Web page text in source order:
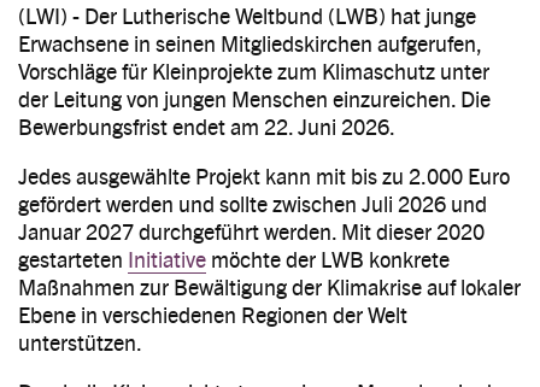
(LWI) - Der Lutherische Weltbund (LWB) hat junge
Erwachsene in seinen Mitgliedskirchen aufgerufen,
Vorschläge für Kleinprojekte zum Klimaschutz unter
der Leitung von jungen Menschen einzureichen. Die
Bewerbungsfrist endet am 22. Juni 2026.
Jedes ausgewählte Projekt kann mit bis zu 2.000 Euro
gefördert werden und sollte zwischen Juli 2026 und
Januar 2027 durchgeführt werden. Mit dieser 2020
gestarteten Initiative möchte der LWB konkrete
Maßnahmen zur Bewältigung der Klimakrise auf lokaler
Ebene in verschiedenen Regionen der Welt
unterstützen.